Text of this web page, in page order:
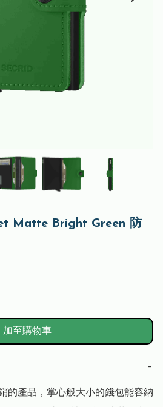
Matte Bright Green 防
加至購物車
−
的產品，掌心般大小的錢包能容納